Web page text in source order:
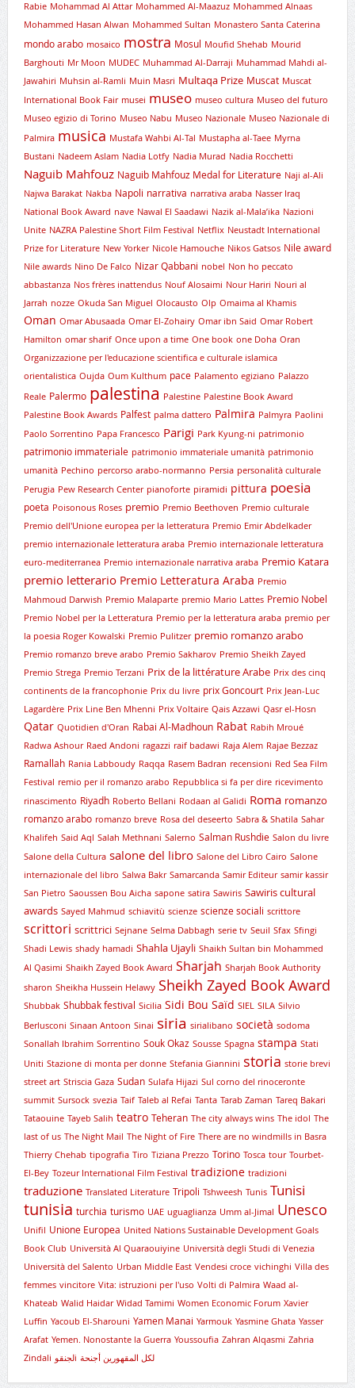
Rabie Mohammad Al Attar Mohammed Al-Maazuz Mohammed Alnaas
Mohammed Hasan Alwan Mohammed Sultan Monastero Santa Caterina
mondo arabo mosaico mostra Mosul Moufid Shehab Mourid
Barghouti Mr Moon MUDEC Muhammad Al-Darraji Muhammad Mahdi al-
Jawahiri Muhsin al-Ramli Muin Masri Multaqa Prize Muscat Muscat
International Book Fair musei museo museo cultura Museo del futuro
Museo egizio di Torino Museo Nabu Museo Nazionale Museo Nazionale di
Palmira musica Mustafa Wahbi Al-Tal Mustapha al-Taee Myrna
Bustani Nadeem Aslam Nadia Lotfy Nadia Murad Nadia Rocchetti
Naguib Mahfouz Naguib Mahfouz Medal for Literature Naji al-Ali
Najwa Barakat Nakba Napoli narrativa narrativa araba Nasser Iraq
National Book Award nave Nawal El Saadawi Nazik al-Mala’ika Nazioni
Unite NAZRA Palestine Short Film Festival Netflix Neustadt International
Prize for Literature New Yorker Nicole Hamouche Nikos Gatsos Nile award
Nile awards Nino De Falco Nizar Qabbani nobel Non ho peccato
abbastanza Nos frères inattendus Nouf Alosaimi Nour Hariri Nouri al
Jarrah nozze Okuda San Miguel Olocausto Olp Omaima al Khamis
Oman Omar Abusaada Omar El-Zohairy Omar ibn Said Omar Robert
Hamilton omar sharif Once upon a time One book one Doha Oran
Organizzazione per l'educazione scientifica e culturale islamica
orientalistica Oujda Oum Kulthum pace Palamento egiziano Palazzo
Reale Palermo palestina Palestine Palestine Book Award
Palestine Book Awards Palfest palma dattero Palmira Palmyra Paolini
Paolo Sorrentino Papa Francesco Parigi Park Kyung-ni patrimonio
patrimonio immateriale patrimonio immateriale umanità patrimonio
umanità Pechino percorso arabo-normanno Persia personalità culturale
Perugia Pew Research Center pianoforte piramidi pittura poesia
poeta Poisonous Roses premio Premio Beethoven Premio culturale
Premio dell'Unione europea per la letteratura Premio Emir Abdelkader
premio internazionale letteratura araba Premio internazionale letteratura
euro-mediterranea Premio internazionale narrativa araba Premio Katara
premio letterario Premio Letteratura Araba Premio
Mahmoud Darwish Premio Malaparte premio Mario Lattes Premio Nobel
Premio Nobel per la Letteratura Premio per la letteratura araba premio per
la poesia Roger Kowalski Premio Pulitzer premio romanzo arabo
Premio romanzo breve arabo Premio Sakharov Premio Sheikh Zayed
Premio Strega Premio Terzani Prix de la littérature Arabe Prix des cinq
continents de la francophonie Prix du livre prix Goncourt Prix Jean-Luc
Lagardère Prix Line Ben Mhenni Prix Voltaire Qais Azzawi Qasr el-Hosn
Qatar Quotidien d'Oran Rabai Al-Madhoun Rabat Rabih Mroué
Radwa Ashour Raed Andoni ragazzi raif badawi Raja Alem Rajae Bezzaz
Ramallah Rania Labboudy Raqqa Rasem Badran recensioni Red Sea Film
Festival remio per il romanzo arabo Repubblica si fa per dire ricevimento
rinascimento Riyadh Roberto Bellani Rodaan al Galidi Roma romanzo
romanzo arabo romanzo breve Rosa del deseerto Sabra & Shatila Sahar
Khalifeh Said Aql Salah Methnani Salerno Salman Rushdie Salon du livre
Salone della Cultura salone del libro Salone del Libro Cairo Salone
internazionale del libro Salwa Bakr Samarcanda Samir Editeur samir kassir
San Pietro Saoussen Bou Aicha sapone satira Sawiris Sawiris cultural
awards Sayed Mahmud schiavitù scienze scienze sociali scrittore
scrittori scrittrici Sejnane Selma Dabbagh serie tv Seuil Sfax Sfingi
Shadi Lewis shady hamadi Shahla Ujayli Shaikh Sultan bin Mohammed
Al Qasimi Shaikh Zayed Book Award Sharjah Sharjah Book Authority
sharon Sheikha Hussein Helawy Sheikh Zayed Book Award
Shubbak Shubbak festival Sicilia Sidi Bou Saïd SIEL SILA Silvio
Berlusconi Sinaan Antoon Sinai siria sirialibano società sodoma
Sonallah Ibrahim Sorrentino Souk Okaz Sousse Spagna stampa Stati
Uniti Stazione di monta per donne Stefania Giannini storia storie brevi
street art Striscia Gaza Sudan Sulafa Hijazi Sul corno del rinoceronte
summit Sursock svezia Taif Taleb al Refai Tanta Tarab Zaman Tareq Bakari
Tataouine Tayeb Salih teatro Teheran The city always wins The idol The
last of us The Night Mail The Night of Fire There are no windmills in Basra
Thierry Chehab tipografia Tiro Tiziana Prezzo Torino Tosca tour Tourbet-
El-Bey Tozeur International Film Festival tradizione tradizioni
traduzione Translated Literature Tripoli Tshweesh Tunis Tunisi
tunisia turchia turismo UAE uguaglianza Umm al-Jimal Unesco
Unifil Unione Europea United Nations Sustainable Development Goals
Book Club Università Al Quaraouiyine Università degli Studi di Venezia
Università del Salento Urban Middle East Vendesi croce vichinghi Villa des
femmes vincitore Vita: istruzioni per l'uso Volti di Palmira Waad al-
Khateab Walid Haidar Widad Tamimi Women Economic Forum Xavier
Luffin Yacoub El-Sharouni Yamen Manai Yarmouk Yasmine Ghata Yasser
Arafat Yemen. Nonostante la Guerra Youssoufia Zahran Alqasmi Zahria
Zindali
لجنقوi لكل المقهورين أجنحة